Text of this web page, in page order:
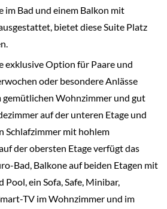
im Bad und einem Balkon mit
bietet diese Suite Platz
exklusive Option für Paare und
oder besondere Anlässe
gemütlichen Wohnzimmer und gut
auf der unteren Etage und
Schlafzimmer mit hohlem
der obersten Etage verfügt das
Bad, Balkone auf beiden Etagen mit
Pool, ein Sofa, Safe, Minibar,
TV im Wohnzimmer und im